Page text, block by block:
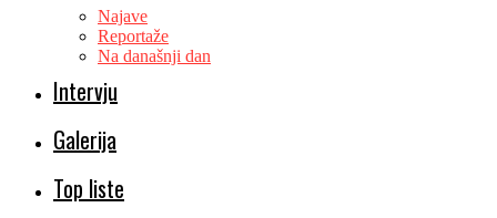
Najave
Reportaže
Na današnji dan
Intervju
Galerija
Top liste